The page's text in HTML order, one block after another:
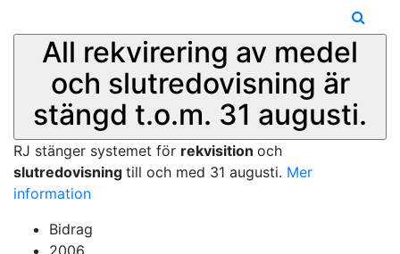
All rekvirering av medel
och slutredovisning är
stängd t.o.m. 31 augusti.
RJ stänger systemet för rekvisition och
slutredovisning till och med 31 augusti. Mer
information
Bidrag
2006